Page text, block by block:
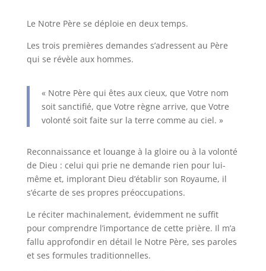
Le Notre Père se déploie en deux temps.
Les trois premières demandes s’adressent au Père
qui se révèle aux hommes.
« Notre Père qui êtes aux cieux, que Votre nom
soit sanctifié, que Votre règne arrive, que Votre
volonté soit faite sur la terre comme au ciel. »
Reconnaissance et louange à la gloire ou à la volonté
de Dieu : celui qui prie ne demande rien pour lui-
même et, implorant Dieu d’établir son Royaume, il
s’écarte de ses propres préoccupations.
Le réciter machinalement, évidemment ne suffit
pour comprendre l’importance de cette prière. Il m’a
fallu approfondir en détail le Notre Père, ses paroles
et ses formules traditionnelles.